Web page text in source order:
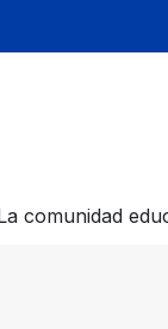
comunidad